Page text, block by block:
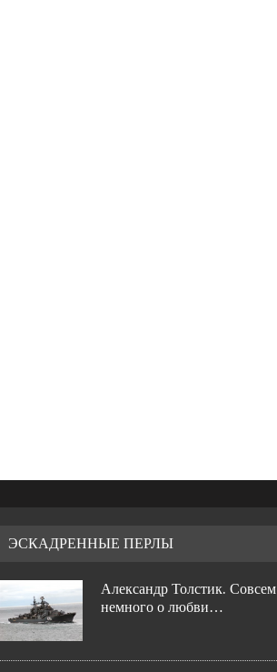
ЭСКАДРЕННЫЕ ПЕРЛЫ
Александр Толстик. Совсем
немного о любви…